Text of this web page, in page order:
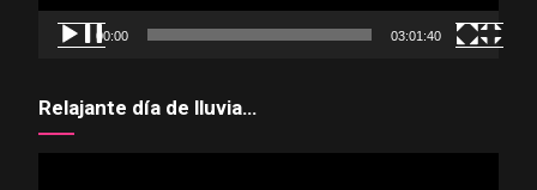
00:00 03:01:40
Relajante día de lluvia…